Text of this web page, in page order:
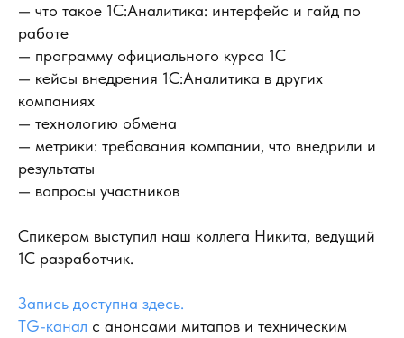
— что такое 1С:Аналитика: интерфейс и гайд по
работе
— программу официального курса 1С
— кейсы внедрения 1С:Аналитика в других
компаниях
— технологию обмена
— метрики: требования компании, что внедрили и
результаты
— вопросы участников
Спикером выступил наш коллега Никита, ведущий
1С разработчик.
Запись доступна здесь.
TG-канал с анонсами митапов и техническим